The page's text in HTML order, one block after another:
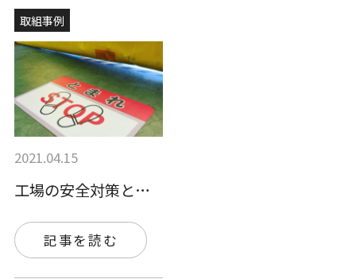
取組事例
2021.04.15
工場の安全対策として、安全標識シートを採…
記事を読む